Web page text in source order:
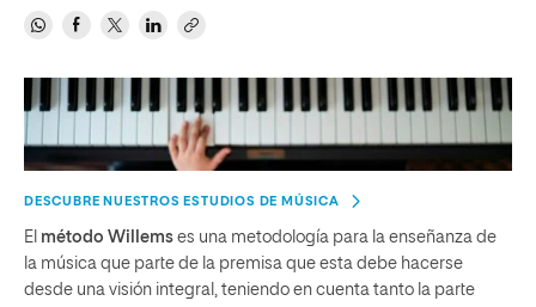
DESCUBRE NUESTROS ESTUDIOS DE MÚSICA
El método Willems es una metodología para la enseñanza de
la música que parte de la premisa que esta debe hacerse
desde una visión integral, teniendo en cuenta tanto la parte